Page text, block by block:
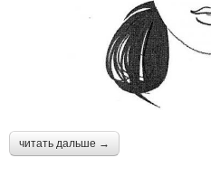
читать дальше →